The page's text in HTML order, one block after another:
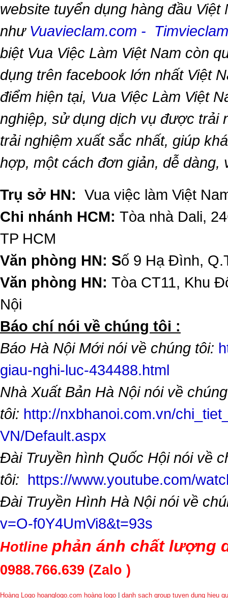
website tuyển dụng hàng đầu Việt
như Vuavieclam.com -
biệt Vua Việc Làm Việt Nam còn
dụng trên facebook lớn nhất Việt
điểm hiện tại, Vua Việc Làm Việt
nghiệp, sử dụng dịch vụ được trải
trải nghiệm xuất sắc nhất, giúp
hợp, một cách đơn giản, dễ dàng,
Trụ sở HN: Vua việc làm Việt
Chi nhánh HCM: Tòa nhà Dali,
TP HCM
Văn phòng HN: Số 9 Hạ Đình,
Văn phòng HN: Tòa CT11, Khu
Nội
​Báo chí nói về chúng tôi :
Báo Hà Nội Mới nói về chúng tôi:
giau-nghi-luc-434488.html
Nhà Xuất Bản Hà Nội nói về chúng
tôi: http://nxbhanoi.com.vn/
VN/Default.aspx
Đài Truyền hình Quốc Hội nói về
tôi: https://www.youtube.com/
Đài Truyền Hình Hà Nội nói về
v=O-f0Y4UmVi8&t=93s
Hotline phản ánh chất lượng
0988.766.639 (Zalo )
Hoàng Logo hoanglogo.com hoàng logo danh sach group tuyen dung hieu